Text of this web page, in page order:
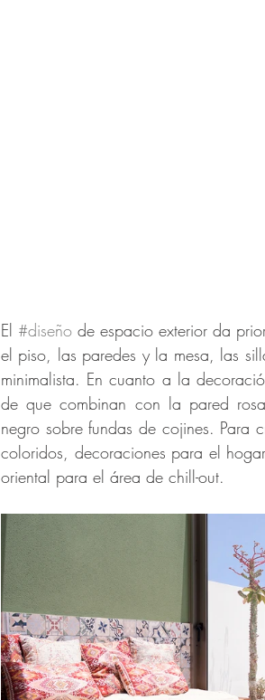
El #diseño de espacio exterior da
el piso, las paredes y la mesa, las
minimalista. En cuanto a la
de que combinan con la pared
negro sobre fundas de cojines. Para
coloridos, decoraciones para el
oriental para el área de chill-out.